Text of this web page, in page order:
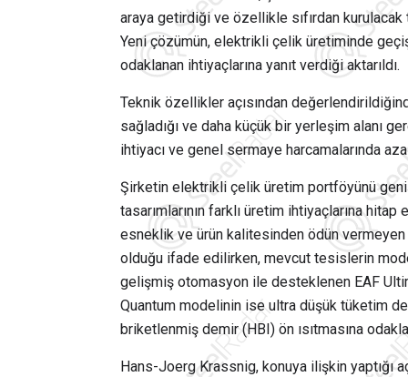
araya getirdiği ve özellikle sıfırdan
Yeni çözümün, elektrikli çelik üretiminde
odaklanan ihtiyaçlarına yanıt verdiği aktarıldı.
Teknik özellikler açısından
sağladığı ve daha küçük bir yerleşim alanı
ihtiyacı ve genel sermaye harcamalarında
Şirketin elektrikli çelik üretim portföyünü
tasarımlarının farklı üretim ihtiyaçlarına
esneklik ve ürün kalitesinden ödün
olduğu ifade edilirken, mevcut tesislerin
gelişmiş otomasyon ile desteklenen EAF
Quantum modelinin ise ultra düşük tüketim
briketlenmiş demir (HBI) ön ısıtmasına
Hans-Joerg Krassnig, konuya ilişkin yaptığı